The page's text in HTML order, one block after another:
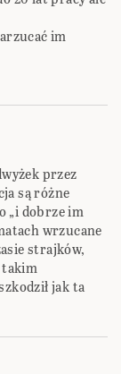
im
przez
są różne
„i dobrze im
wrzucane
strajków,
takim
jak ta